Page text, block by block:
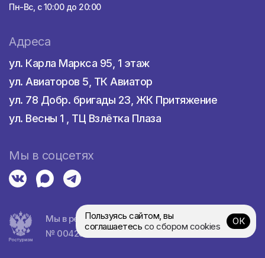
Пн-Вс, с 10:00 до 20:00
Адреса
ул. Карла Маркса 95, 1 этаж
ул. Авиаторов 5, ТК Авиатор
ул. 78 Добр. бригады 23, ЖК Притяжение
ул. Весны 1 , ТЦ Взлётка Плаза
Мы в соцсетях
Мы в реестре турагентств
№ 0042839
Пользуясь сайтом, вы
соглашаетесь со сбором cookies ОК